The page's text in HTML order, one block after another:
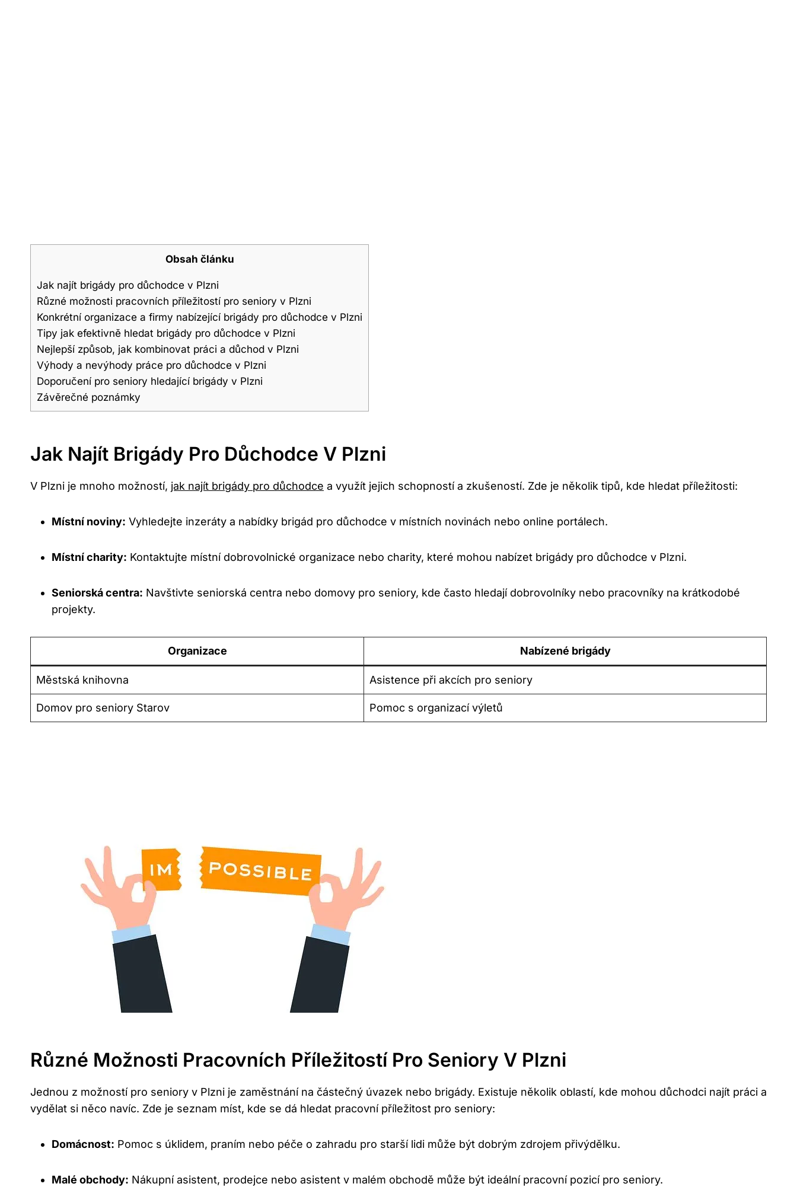
Obsah článku
Jak najít brigády pro důchodce v Plzni
Různé možnosti pracovních příležitostí pro seniory v Plzni
Konkrétní organizace a firmy nabízející brigády pro důchodce v Plzni
Tipy jak efektivně hledat brigády pro důchodce v Plzni
Nejlepší způsob, jak kombinovat práci a důchod v Plzni
Výhody a nevýhody práce pro důchodce v Plzni
Doporučení pro seniory hledající brigády v Plzni
Závěrečné poznámky
Jak Najít Brigády Pro Důchodce V Plzni
V Plzni je mnoho možností, jak najít brigády pro důchodce a využít jejich schopností a zkušeností. Zde je několik tipů, kde hledat příležitosti:
Místní noviny: Vyhledejte inzeráty a nabídky brigád pro důchodce v místních novinách nebo online portálech.
Místní charity: Kontaktujte místní dobrovolnické organizace nebo charity, které mohou nabízet brigády pro důchodce v Plzni.
Seniorská centra: Navštivte seniorská centra nebo domovy pro seniory, kde často hledají dobrovolníky nebo pracovníky na krátkodobé
projekty.
Organizace Nabízené brigády
Městská knihovna Asistence při akcích pro seniory
Domov pro seniory Starov Pomoc s organizací výletů
Různé Možnosti Pracovních Příležitostí Pro Seniory V Plzni
Jednou z možností pro seniory v Plzni je zaměstnání na částečný úvazek nebo brigády. Existuje několik oblastí, kde mohou důchodci najít práci a
vydělat si něco navíc. Zde je seznam míst, kde se dá hledat pracovní příležitost pro seniory:
Domácnost: Pomoc s úklidem, praním nebo péče o zahradu pro starší lidi může být dobrým zdrojem přivýdělku.
Malé obchody: Nákupní asistent, prodejce nebo asistent v malém obchodě může být ideální pracovní pozicí pro seniory.